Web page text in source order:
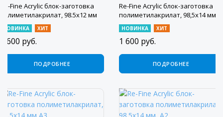
Re-Fine Acrylic блок-заготовка
полиметилакрилат, 98.5x12 мм
НОВИНКА ХИТ
1 600 руб.
ПОДРОБНЕЕ
Re-Fine Acrylic блок-заготовка
полиметилакрилат, 98,5х14 мм
А1НОВИНКА ХИТ
1 600 руб.
ПОДРОБНЕЕ